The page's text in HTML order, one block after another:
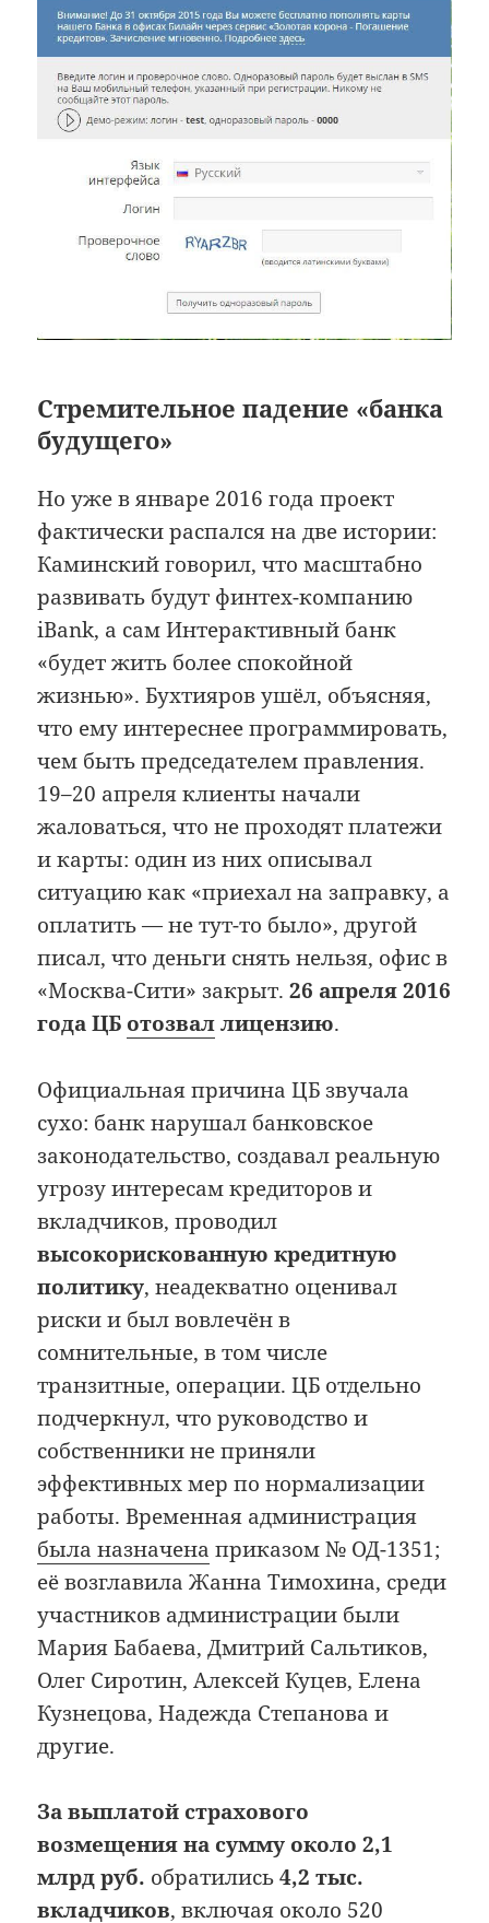
Стремительное падение «банка
будущего»
Но уже в январе 2016 года проект
фактически распался на две истории:
Каминский говорил, что масштабно
развивать будут финтех-компанию
iBank, а сам Интерактивный банк
«будет жить более спокойной
жизнью». Бухтияров ушёл, объясняя,
что ему интереснее программировать,
чем быть председателем правления.
19–20 апреля клиенты начали
жаловаться, что не проходят платежи
и карты: один из них описывал
ситуацию как «приехал на заправку, а
оплатить — не тут-то было», другой
писал, что деньги снять нельзя, офис в
«Москва-Сити» закрыт.26 апреля 2016
года ЦБ отозваллицензию.
Официальная причина ЦБ звучала
сухо: банк нарушал банковское
законодательство, создавал реальную
угрозу интересам кредиторов и
вкладчиков, проводил
высокорискованную кредитную
политику, неадекватно оценивал
риски и был вовлечён в
сомнительные, в том числе
транзитные, операции. ЦБ отдельно
подчеркнул, что руководство и
собственники не приняли
эффективных мер по нормализации
работы. Временная администрация
была назначена приказом № ОД-1351;
её возглавила Жанна Тимохина, среди
участников администрации были
Мария Бабаева, Дмитрий Сальтиков,
Олег Сиротин, Алексей Куцев, Елена
Кузнецова, Надежда Степанова и
другие.
За выплатой страхового
возмещения на сумму около 2,1
млрд руб. обратились4,2 тыс.
вкладчиков, включая около 520